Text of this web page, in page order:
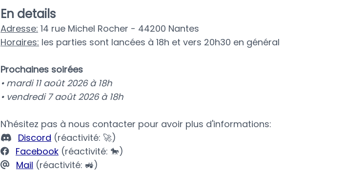
En details
Adresse: 14 rue Michel Rocher - 44200 Nantes
Horaires: les parties sont lancées à 18h et vers 20h30 en général
Prochaines soirées
• mardi 11 août 2026 à 18h
• vendredi 7 août 2026 à 18h
N'hésitez pas à nous contacter pour avoir plus d'informations:
Discord (réactivité: 🚀)
Facebook (réactivité: 🐎)
Mail (réactivité: 🚜)